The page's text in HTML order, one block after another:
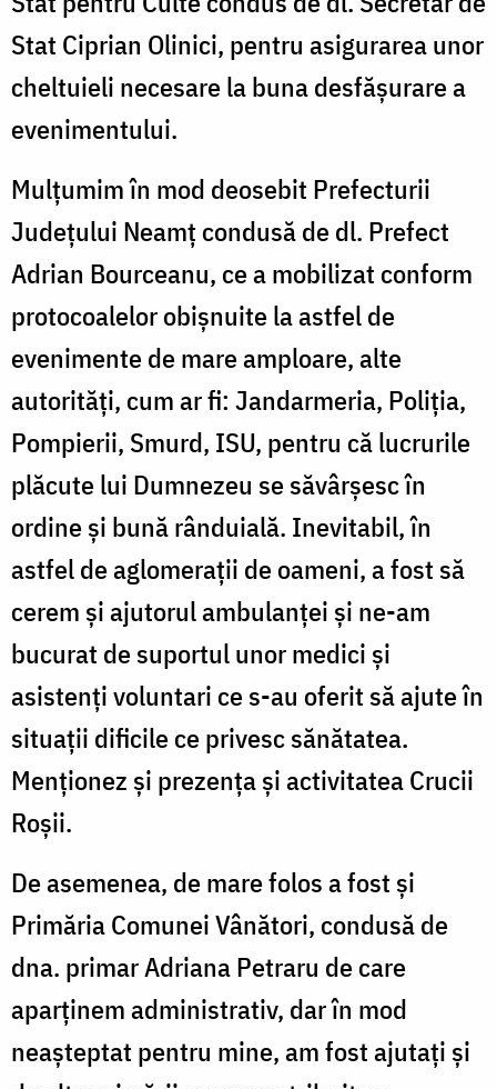
Stat Ciprian Olinici, pentru asigurarea unor
cheltuieli necesare la buna desfășurare a
evenimentului.
Mulțumim în mod deosebit Prefecturii
Județului Neamț condusă de dl. Prefect
Adrian Bourceanu, ce a mobilizat conform
protocoalelor obișnuite la astfel de
evenimente de mare amploare, alte
autorități, cum ar fi: Jandarmeria, Poliția,
Pompierii, Smurd, ISU, pentru că lucrurile
plăcute lui Dumnezeu se săvârșesc în
ordine și bună rânduială. Inevitabil, în
astfel de aglomerații de oameni, a fost să
cerem și ajutorul ambulanței și ne-am
bucurat de suportul unor medici și
asistenți voluntari ce s-au oferit să ajute în
situații dificile ce privesc sănătatea.
Menționez și prezența și activitatea Crucii
Roșii.
De asemenea, de mare folos a fost și
Primăria Comunei Vânători, condusă de
dna. primar Adriana Petraru de care
aparținem administrativ, dar în mod
neașteptat pentru mine, am fost ajutați și